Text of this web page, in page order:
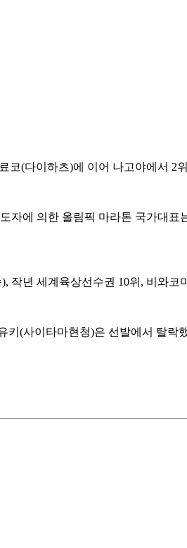
(다이하츠)에 이어 나고야에서 2
자에 의한 올림픽 마라톤 국가대
년 세계육상선수권 10위, 비와
키(사이타마현청)은 선발에서 탈락